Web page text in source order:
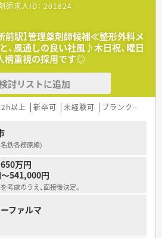
設ですので、
仕事前後のお買い物にも便利◎
ご活用いただけます♪
♪◆◇
きます！
、様々な科目に触れることができます。
を対応できます！
にある薬局なので、様々な患者様が来局さ
た後は、
ヤー・教育・薬事・調剤サポート」等のより専
わることも可能です。
て◆◇
日！
得制度
日×1回等
師求人ID： 201824
前駅】管理薬剤師候補≪整形外科メ
、風通しの良い社風♪木日祝、曜日
柄重視の採用です◎
討リストに追加
以上 新卒可 未経験可 ブランク可
鉄各務原線)
万円
541,000円
考慮のうえ、面接後決定。
ファルマ